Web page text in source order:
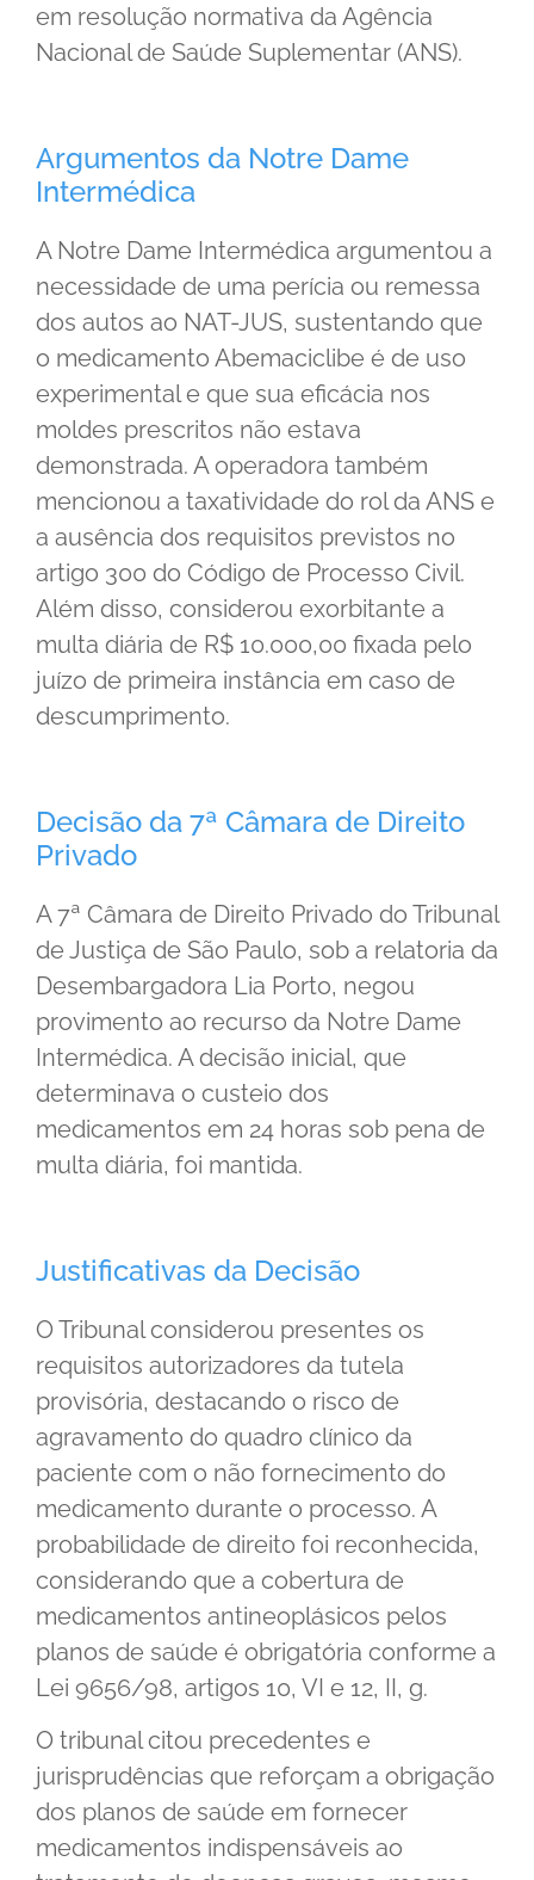
em resolução normativa da Agência
Nacional de Saúde Suplementar (ANS).
Argumentos da Notre Dame
Intermédica
A Notre Dame Intermédica argumentou a
necessidade de uma perícia ou remessa
dos autos ao NAT-JUS, sustentando que
o medicamento Abemaciclibe é de uso
experimental e que sua eficácia nos
moldes prescritos não estava
demonstrada. A operadora também
mencionou a taxatividade do rol da ANS e
a ausência dos requisitos previstos no
artigo 300 do Código de Processo Civil.
Além disso, considerou exorbitante a
multa diária de R$ 10.000,00 fixada pelo
juízo de primeira instância em caso de
descumprimento.
Decisão da 7ª Câmara de Direito
Privado
A 7ª Câmara de Direito Privado do Tribunal
de Justiça de São Paulo, sob a relatoria da
Desembargadora Lia Porto, negou
provimento ao recurso da Notre Dame
Intermédica. A decisão inicial, que
determinava o custeio dos
medicamentos em 24 horas sob pena de
multa diária, foi mantida.
Justificativas da Decisão
O Tribunal considerou presentes os
requisitos autorizadores da tutela
provisória, destacando o risco de
agravamento do quadro clínico da
paciente com o não fornecimento do
medicamento durante o processo. A
probabilidade de direito foi reconhecida,
considerando que a cobertura de
medicamentos antineoplásicos pelos
planos de saúde é obrigatória conforme a
Lei 9656/98, artigos 10, VI e 12, II, g.
O tribunal citou precedentes e
jurisprudências que reforçam a obrigação
dos planos de saúde em fornecer
medicamentos indispensáveis ao